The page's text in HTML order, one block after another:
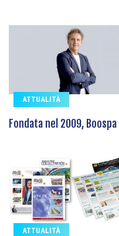
ATTUALITÀ
Fondata nel 2009,
ATTUALITÀ